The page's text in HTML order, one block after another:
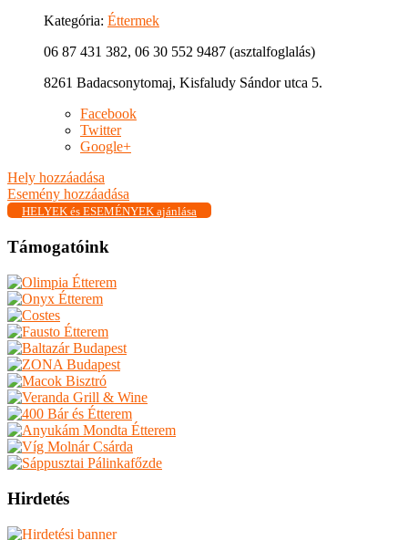
Kategória: Éttermek
06 87 431 382, 06 30 552 9487 (asztalfoglalás)
8261 Badacsonytomaj, Kisfaludy Sándor utca 5.
Facebook
Twitter
Google+
Hely hozzáadása
Esemény hozzáadása
HELYEK és ESEMÉNYEK ajánlása
Támogatóink
Hirdetés